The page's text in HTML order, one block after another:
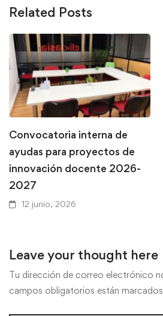
Related Posts
Convocatoria interna de
ayudas para proyectos de
innovación docente 2026-
2027
12 junio, 2026
Leave your thought here
Tu dirección de correo electrónico
campos obligatorios están